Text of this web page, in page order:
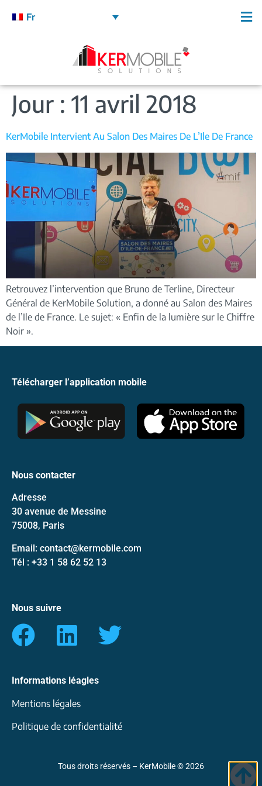
Fr
Jour : 11 avril 2018
KerMobile Intervient Au Salon Des Maires De L’Ile De France
Retrouvez l’intervention que Bruno de Terline, Directeur
Général de KerMobile Solution, a donné au Salon des Maires
de l’Ile de France. Le sujet: « Enfin de la lumière sur le Chiffre
Noir ».
Télécharger l’application mobile
Nous contacter
Adresse
30 avenue de Messine
75008, Paris
Email: contact@kermobile.com
Tél : +33 1 58 62 52 13
Nous suivre
Informations léagles
Mentions légales
Politique de confidentialité
Tous droits réservés – KerMobile © 2026